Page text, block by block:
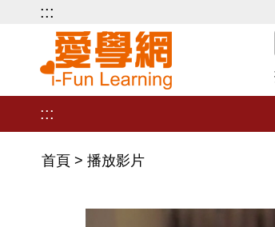
:::
:::
首頁 > 播放影片